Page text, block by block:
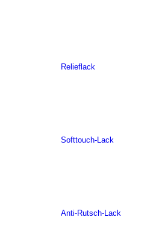
Relieflack
Softtouch-Lack
Anti-Rutsch-Lack